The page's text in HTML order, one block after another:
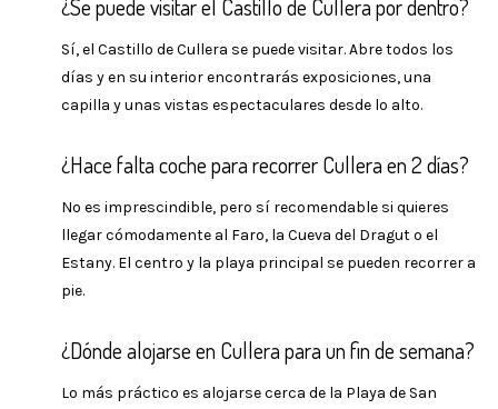
¿Se puede visitar el Castillo de Cullera por dentro?
Sí, el Castillo de Cullera se puede visitar. Abre todos los
días y en su interior encontrarás exposiciones, una
capilla y unas vistas espectaculares desde lo alto.
¿Hace falta coche para recorrer Cullera en 2 días?
No es imprescindible, pero sí recomendable si quieres
llegar cómodamente al Faro, la Cueva del Dragut o el
Estany. El centro y la playa principal se pueden recorrer a
pie.
¿Dónde alojarse en Cullera para un fin de semana?
Lo más práctico es alojarse cerca de la Playa de San